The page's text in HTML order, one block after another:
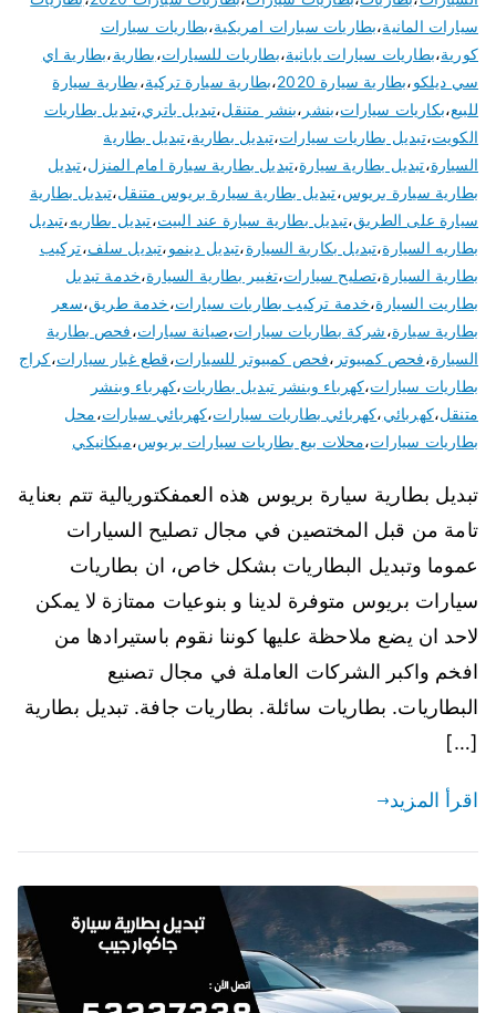
سيارات المانية،بطاريات سيارات امريكية،بطاريات سيارات
كورية،بطاريات سيارات يابانية،بطاريات للسيارات،بطارية،بطارية اي
سي ديلكو،بطارية سيارة 2020 ،بطارية سيارة تركية،بطارية سيارة
للبيع،بكاريات سيارات،بنشر ،بنشر متنقل،تبديل باتري،تبديل بطاريات
الكويت،تبديل بطاريات سيارات،تبديل بطارية،تبديل بطارية
السيارة،تبديل بطارية سيارة،تبديل بطارية سيارة امام المنزل،تبديل
بطارية سيارة بريوس،تبديل بطارية سيارة بريوس متنقل،تبديل بطارية
سيارة على الطريق،تبديل بطارية سيارة عند البيت،تبديل بطاريه،تبديل
بطاريه السيارة،تبديل بكارية السيارة،تبديل دينمو،تبديل سلف،تركيب
بطارية السيارة،تصليح سيارات،تغيير بطارية السيارة،خدمة تبديل
بطاريت السيارة،خدمة تركيب بطاريات سيارات،خدمة طريق،سعر
بطارية سيارة،شركة بطاريات سيارات،صيانة سيارات،فحص بطارية
السيارة،فحص كمبيوتر ،فحص كمبيوتر للسيارات،قطع غيار سيارات،كراج
بطاريات سيارات،كهرباء وبنشر تبديل بطاريات،كهرباء وبنشر
متنقل،كهربائي،كهربائي بطاريات سيارات،كهربائي سيارات،محل
بطاريات سيارات،محلات بيع بطاريات سيارات بريوس،ميكانيكي
تبديل بطارية سيارة بريوس هذه العمفكتوريالية تتم بعناية
تامة من قبل المختصين في مجال تصليح السيارات
عموما وتبديل البطاريات بشكل خاص، ان بطاريات
سيارات بريوس متوفرة لدينا و بنوعيات ممتازة لا يمكن
لاحد ان يضع ملاحظة عليها كوننا نقوم باستيرادها من
افخم واكبر الشركات العاملة في مجال تصنيع
البطاريات. بطاريات سائلة. بطاريات جافة. تبديل بطارية
[…]
اقرأ المزيد